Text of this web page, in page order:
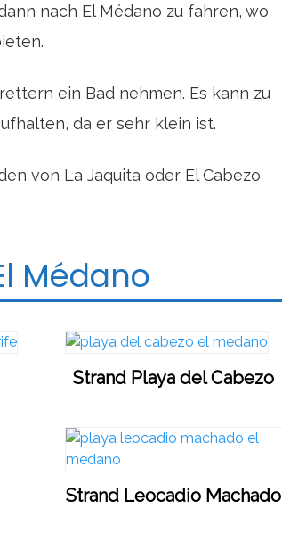
nach El Médano zu fahren, wo
ein Bad nehmen. Es kann zu
da er sehr klein ist.
von La Jaquita oder El Cabezo
Médano
Strand Playa del Cabezo
Strand Leocadio Machado